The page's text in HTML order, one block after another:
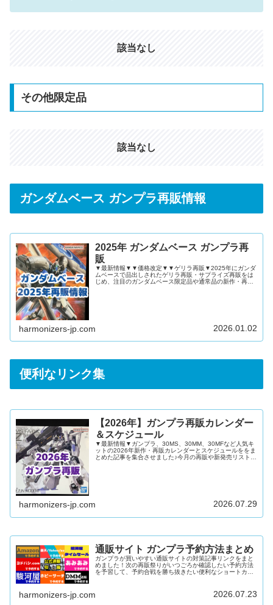
該当なし
その他限定品
該当なし
ガンダムベース ガンプラ再販情報
2025年 ガンダムベース ガンプラ再
販
▼最新情報▼▼価格改定▼▼ゲリラ再販▼2025年にガンダ
ムベースで品出しされたゲリラ再販・サプライズ再販をは
じめ、注目のガンダムベース限定品や通常品の新作・再販
harmonizers-jp.com 2026.01.02
便利なリンク集
【2026年】ガンプラ再販カレンダー
＆スケジュール
▼最新情報▼ガンプラ、30MS、30MM、30MFなど人気キ
ットの2026年新作・再販カレンダーとスケジュールををま
とめた記事を集合させました♪今月の再販や新発売リストを
harmonizers-jp.com 2026.07.29
通販サイト ガンプラ予約方法まとめ
ガンプラが買いやすい通販サイトの対策記事リンクをまと
めました！次の再販祭りがいつごろか確認したい予約方法
を予習して、予約合戦を勝ち抜きたい便利なショートカッ
度：中～高在庫量：多DMM通販難易度：低在庫量：多
Amazon難易度：低～中在庫量：多駿河屋難易度：中～高
harmonizers-jp.com 2026.07.23